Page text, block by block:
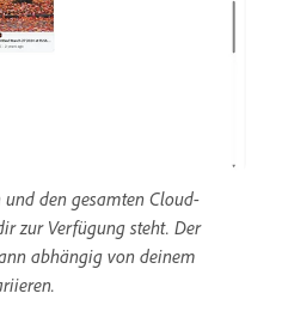
den gesamten Cloud-
zur Verfügung steht. Der
abhängig von deinem